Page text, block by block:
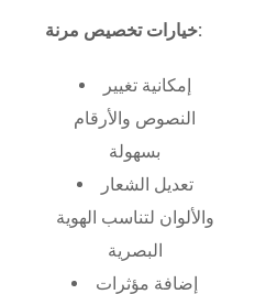
خيارات تخصيص مرنة:
إمكانية تغيير
النصوص والأرقام
بسهولة
تعديل الشعار
والألوان لتناسب الهوية
البصرية
إضافة مؤثرات